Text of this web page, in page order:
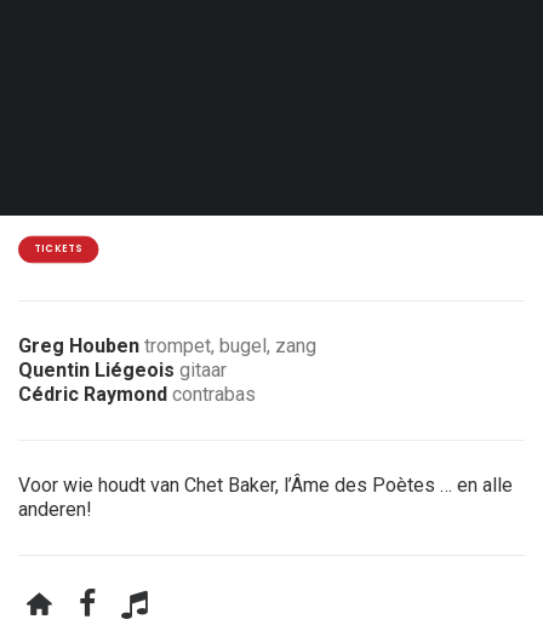
TICKETS
Greg Houben trompet, bugel, zang
Quentin Liégeois gitaar
Cédric Raymond contrabas
Voor wie houdt van Chet Baker, l’Âme des Poètes … en alle
anderen!